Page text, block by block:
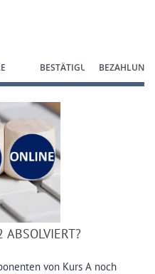
BESTÄTIGUNG BEZAHLUNG
von Kurs A noch